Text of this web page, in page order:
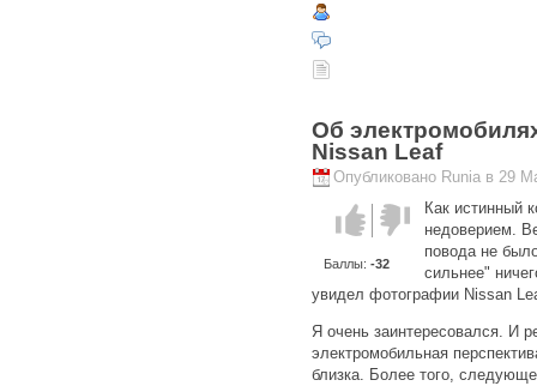
Об
Nissan Leaf
Опубликовано Runia в 29
Голос за!Голос
против!
Баллы: -32
Как истинный
недоверием.
повода не
сильнее"
увидел фотографии Nissan
Я очень заинтересовался. И
электромобильная
близка. Более того,